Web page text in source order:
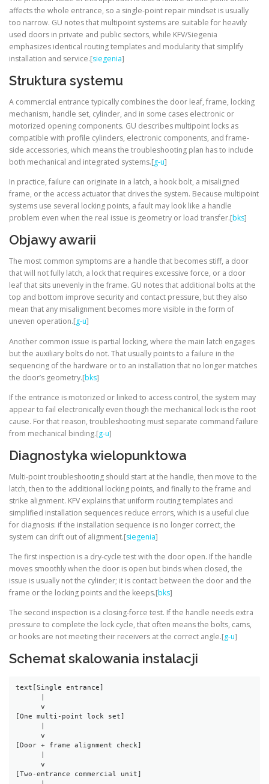
affects the whole entrance, so a single-point repair mindset is usually
too narrow. GU notes that multipoint systems are suitable for heavily
used doors in private and public sectors, while KFV/Siegenia
emphasizes identical routing templates and modularity that simplify
installation and service.[siegenia]
Struktura systemu
A commercial entrance typically combines the door leaf, frame, locking
mechanism, handle set, cylinder, and in some cases electronic or
motorized opening components. GU describes multipoint locks as
compatible with profile cylinders, electronic components, and frame-
side accessories, which means the troubleshooting plan has to include
both mechanical and integrated systems.[g-u]
In practice, failure can originate in a latch, a hook bolt, a misaligned
frame, or the access actuator that drives the system. Because multipoint
systems use several locking points, a fault may look like a handle
problem even when the real issue is geometry or load transfer.[bks]
Objawy awarii
The most common symptoms are a handle that becomes stiff, a door
that will not fully latch, a lock that requires excessive force, or a door
leaf that sits unevenly in the frame. GU notes that additional bolts at the
top and bottom improve security and contact pressure, but they also
mean that any misalignment becomes more visible in the form of
uneven operation.[g-u]
Another common issue is partial locking, where the main latch engages
but the auxiliary bolts do not. That usually points to a failure in the
sequencing of the hardware or to an installation that no longer matches
the door’s geometry.[bks]
If the entrance is motorized or linked to access control, the system may
appear to fail electronically even though the mechanical lock is the root
cause. For that reason, troubleshooting must separate command failure
from mechanical binding.[g-u]
Diagnostyka wielopunktowa
Multi-point troubleshooting should start at the handle, then move to the
latch, then to the additional locking points, and finally to the frame and
strike alignment. KFV explains that uniform routing templates and
simplified installation sequences reduce errors, which is a useful clue
for diagnosis: if the installation sequence is no longer correct, the
system can drift out of alignment.[siegenia]
The first inspection is a dry-cycle test with the door open. If the handle
moves smoothly when the door is open but binds when closed, the
issue is usually not the cylinder; it is contact between the door and the
frame or the locking points and the keeps.[bks]
The second inspection is a closing-force test. If the handle needs extra
pressure to complete the lock cycle, that often means the bolts, cams,
or hooks are not meeting their receivers at the correct angle.[g-u]
Schemat skalowania instalacji
text [Single entrance]
      v
[One multi-point lock set]
      v
[Door + frame alignment check]
      v
[Two-entrance commercial unit]